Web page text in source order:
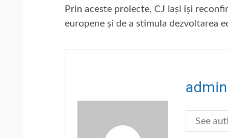
Prin aceste proiecte, CJ Iași își
europene și de a stimula dezvoltarea
admin
See